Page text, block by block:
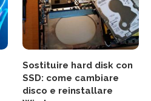
Sostituire hard disk con
SSD: come cambiare
disco e reinstallare